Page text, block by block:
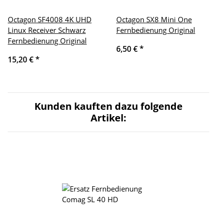
Octagon SF4008 4K UHD
Linux Receiver Schwarz
Fernbedienung Original
15,20 €*
Octagon SX8 Mini One
Fernbedienung Original
6,50 €*
Kunden kauften dazu folgende
Artikel: